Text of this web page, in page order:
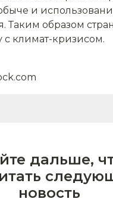
и
Таким образом
с климат-кризисом.
дальше,
новость